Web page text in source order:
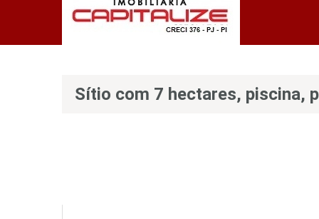
Sítio com 7 hectares, piscina,